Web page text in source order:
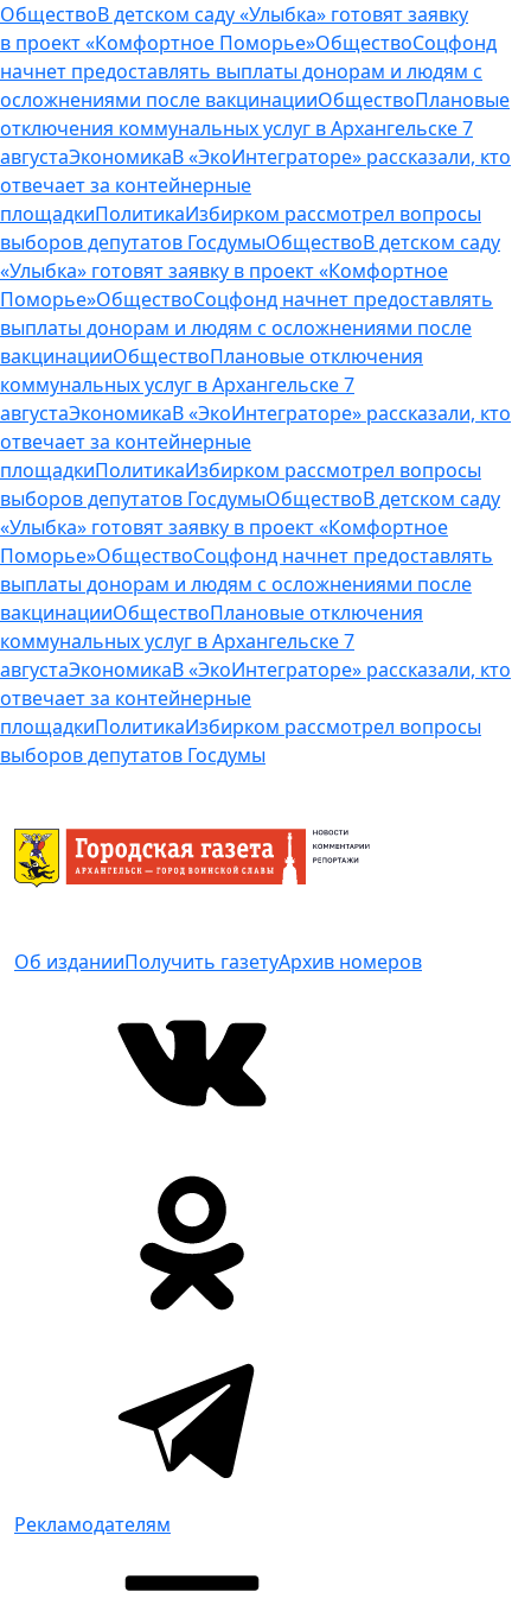
ОбществоВ детском саду «Улыбка» готовят заявку
в проект «Комфортное Поморье»ОбществоСоцфонд
начнет предоставлять выплаты донорам и людям с
осложнениями после вакцинацииОбществоПлановые
отключения коммунальных услуг в Архангельске 7
августаЭкономикаВ «ЭкоИнтеграторе» рассказали, кто
отвечает за контейнерные
площадкиПолитикаИзбирком рассмотрел вопросы
выборов депутатов ГосдумыОбществоВ детском саду
«Улыбка» готовят заявку в проект «Комфортное
Поморье»ОбществоСоцфонд начнет предоставлять
выплаты донорам и людям с осложнениями после
вакцинацииОбществоПлановые отключения
коммунальных услуг в Архангельске 7
августаЭкономикаВ «ЭкоИнтеграторе» рассказали, кто
отвечает за контейнерные
площадкиПолитикаИзбирком рассмотрел вопросы
выборов депутатов ГосдумыОбществоВ детском саду
«Улыбка» готовят заявку в проект «Комфортное
Поморье»ОбществоСоцфонд начнет предоставлять
выплаты донорам и людям с осложнениями после
вакцинацииОбществоПлановые отключения
коммунальных услуг в Архангельске 7
августаЭкономикаВ «ЭкоИнтеграторе» рассказали, кто
отвечает за контейнерные
площадкиПолитикаИзбирком рассмотрел вопросы
выборов депутатов Госдумы
Об изданииПолучить газетуАрхив номеров
Рекламодателям